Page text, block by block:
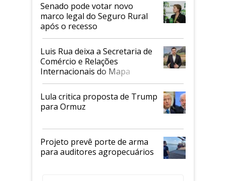
Senado pode votar novo
marco legal do Seguro Rural
após o recesso
Luis Rua deixa a Secretaria de
Comércio e Relações
Internacionais do Mapa
Lula critica proposta de Trump
para Ormuz
Projeto prevê porte de arma
para auditores agropecuários